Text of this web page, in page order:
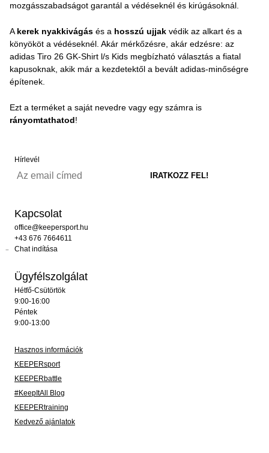
mozgásszabadságot garantál a védéseknél és kirúgásoknál.
A kerek nyakkivágás és a hosszú ujjak védik az alkart és a
könyököt a védéseknél. Akár mérkőzésre, akár edzésre: az
adidas Tiro 26 GK-Shirt l/s Kids megbízható választás a fiatal
kapusoknak, akik már a kezdetektől a bevált adidas-minőségre
építenek.
Ezt a terméket a saját nevedre vagy egy számra is
rányomtathatod!
Hírlevél
Kapcsolat
office@keepersport.hu
+43 676 7664611
Chat indítása
Ügyfélszolgálat
Hétfő-Csütörtök
9:00-16:00
Péntek
9:00-13:00
Hasznos információk
KEEPERsport
KEEPERbattle
#KeepItAll Blog
KEEPERtraining
Kedvező ajánlatok